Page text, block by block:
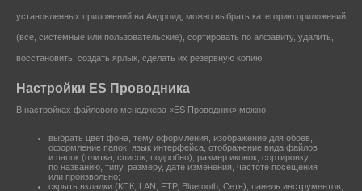
установленных приложений на Андроид, можно выбрать категорию приложений
(все, системные или пользовательские), сортировать по алфавиту, удалить,
восстановить, создать ярлык, сделать их резервную копию.
Настройки ES Проводника
В настройках файлового менеджера «ES Проводник» можно:
выбрать цвет фона, тему оформления, изображение для обоев,
оформление папок, язык интерфейса, отображение вида файлов
и папок (плитка, список, подробно), размер иконок, сортировку
по названию, типу, размеру, дате изменения, частоте посещения
или произвольно;
скрыть вкладки (КПК, LAN, FTP, Bluetooth, Сеть), панель инструментов,